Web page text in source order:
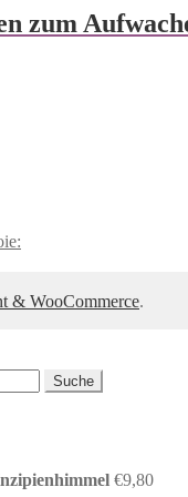
zum
& WooCommerce.
Suche
€9,80